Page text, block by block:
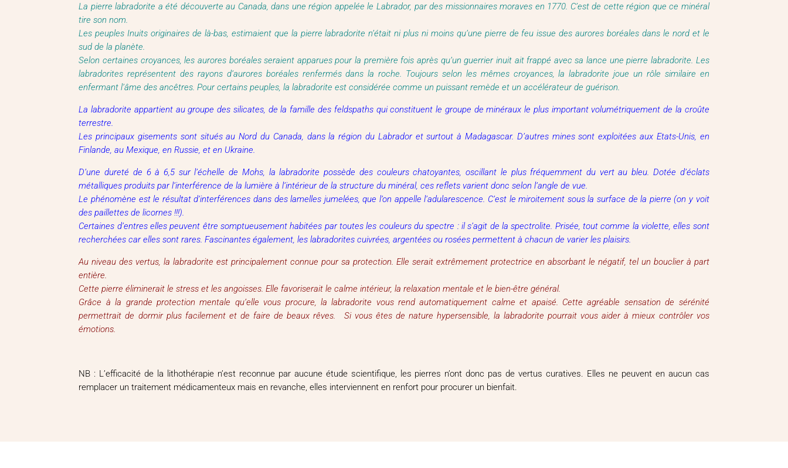
La pierre labradorite a été découverte au Canada, dans une région appelée le Labrador, par des missionnaires moraves en 1770. C’est de cette région que ce minéral
tire son nom.
Les peuples Inuits originaires de là-bas, estimaient que la pierre labradorite n’était ni plus ni moins qu’une pierre de feu issue des aurores boréales dans le nord et le
sud de la planète.
Selon certaines croyances, les aurores boréales seraient apparues pour la première fois après qu’un guerrier inuit ait frappé avec sa lance une pierre labradorite. Les
labradorites représentent des rayons d’aurores boréales renfermés dans la roche. Toujours selon les mêmes croyances, la labradorite joue un rôle similaire en
enfermant l’âme des ancêtres. Pour certains peuples, la labradorite est considérée comme un puissant remède et un accélérateur de guérison.
La labradorite appartient au groupe des silicates, de la famille des feldspaths qui constituent le groupe de minéraux le plus important volumétriquement de la croûte
terrestre.
Les principaux gisements sont situés au Nord du Canada, dans la région du Labrador et surtout à Madagascar. D’autres mines sont exploitées aux Etats-Unis, en
Finlande, au Mexique, en Russie, et en Ukraine.
D’une dureté de 6 à 6,5 sur l’échelle de Mohs, la labradorite possède des couleurs chatoyantes, oscillant le plus fréquemment du vert au bleu. Dotée d’éclats
métalliques produits par l’interférence de la lumière à l’intérieur de la structure du minéral, ces reflets varient donc selon l’angle de vue.
Le phénomène est le résultat d’interférences dans des lamelles jumelées, que l’on appelle l’adularescence. C’est le miroitement sous la surface de la pierre (on y voit
des paillettes de licornes !!!).
Certaines d’entres elles peuvent être somptueusement habitées par toutes les couleurs du spectre : il s’agit de la spectrolite. Prisée, tout comme la violette, elles sont
recherchées car elles sont rares. Fascinantes également, les labradorites cuivrées, argentées ou rosées permettent à chacun de varier les plaisirs.
Au niveau des vertus, la labradorite est principalement connue pour sa protection. Elle serait extrêmement protectrice en absorbant le négatif, tel un bouclier à part
entière.
Cette pierre éliminerait le stress et les angoisses. Elle favoriserait le calme intérieur, la relaxation mentale et le bien-être général.
Grâce à la grande protection mentale qu’elle vous procure, la labradorite vous rend automatiquement calme et apaisé. Cette agréable sensation de sérénité
permettrait de dormir plus facilement et de faire de beaux rêves. Si vous êtes de nature hypersensible, la labradorite pourrait vous aider à mieux contrôler vos
émotions.
NB : L’efficacité de la lithothérapie n’est reconnue par aucune étude scientifique, les pierres n’ont donc pas de vertus curatives. Elles ne peuvent en aucun cas
remplacer un traitement médicamenteux mais en revanche, elles interviennent en renfort pour procurer un bienfait.